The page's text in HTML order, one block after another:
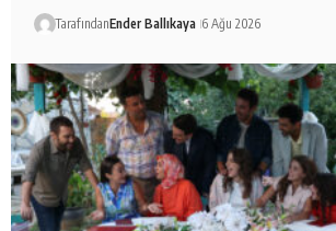
TarafındanEnder Ballıkaya 6 Ağu 2026